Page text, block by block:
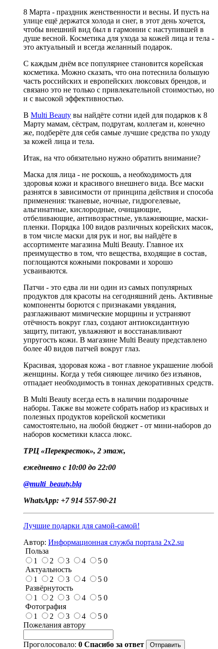
8 Марта - праздник женственности и весны. И пусть на
улице ещё держатся холода и снег, в этот день хочется,
чтобы внешний вид был в гармонии с наступившей в
душе весной. Косметика для ухода за кожей лица и тела -
это актуальный и всегда желанный подарок.
С каждым днём все популярнее становится корейская
косметика. Можно сказать, что она потеснила большую
часть российских и европейских люксовых брендов, и
связано это не только с привлекательной стоимостью, но
и с высокой эффективностью.
В Multi Beauty вы найдёте сотни идей для подарков к 8
Марту мамам, сёстрам, подругам, коллегам и, конечно
же, подберёте для себя самые лучшие средства по уходу
за кожей лица и тела.
Итак, на что обязательно нужно обратить внимание?
Маска для лица - не роскошь, а необходимость для
здоровья кожи и красивого внешнего вида. Все маски
разнятся в зависимости от принципа действия и способа
применения: тканевые, ночные, гидрогелевые,
альгинатные, кислородные, очищающие,
отбеливающие, антивозрастные, увлажняющие, маски-
пленки. Порядка 100 видов различных корейских масок,
в том числе маски для рук и ног, вы найдёте в
ассортименте магазина Multi Beauty. Главное их
преимущество в том, что вещества, входящие в состав,
поглощаются кожными покровами и хорошо
усваиваются.
Патчи - это едва ли ни один из самых популярных
продуктов для красоты на сегодняшний день. Активные
компоненты борются с признаками увядания,
разглаживают мимические морщины и устраняют
отёчность вокруг глаз, создают антиоксидантную
защиту, питают, увлажняют и восстанавливают
упругость кожи. В магазине Multi Beauty представлено
более 40 видов патчей вокруг глаз.
Красивая, здоровая кожа - вот главное украшение любой
женщины. Когда у тебя сияющее личико без изъянов,
отпадает необходимость в тоннах декоративных средств.
В Multi Beauty всегда есть в наличии подарочные
наборы. Также вы можете собрать набор из красивых и
полезных продуктов корейской косметики
самостоятельно, на любой бюджет - от мини-наборов до
наборов косметики класса люкс.
ТРЦ «Перекресток», 2 этаж,
ежедневно с 10:00 до 22:00
@multi_beauty.blg
WhatsApp: +7 914 557-90-21
Лучшие подарки для самой-самой!
Автор: Информационная служба портала 2x2.su
Польза
1
2 3 4 5 0
Актуальность
1
2 3 4 5 0
Развёрнутость
1
2 3 4 5 0
Фотография
1
2 3 4 5 0
Пожелания автору
Проголосовало: 0 Спасибо за ответ